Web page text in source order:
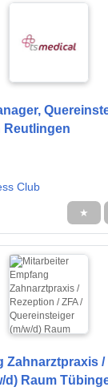
Reutlingen
Club
★
Zahnarztpraxis /
d) Raum